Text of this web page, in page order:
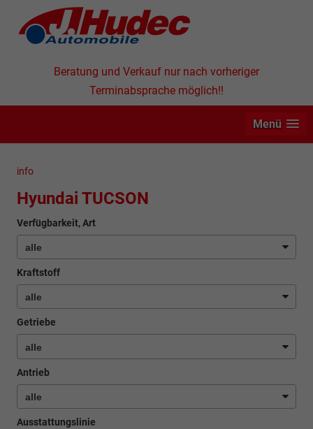
Beratung und Verkauf nur nach vorheriger
Terminabsprache möglich!!
Menü
info
Hyundai TUCSON
Verfügbarkeit, Art
Kraftstoff
Getriebe
Antrieb
Ausstattungslinie